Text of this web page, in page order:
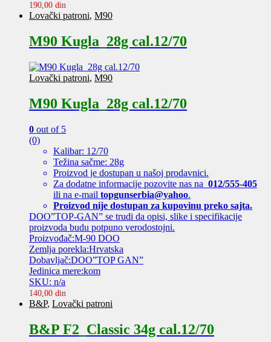
190,00 din
Lovački patroni, M90
M90 Kugla_28g cal.12/70
Lovački patroni, M90
M90 Kugla_28g cal.12/70
0 out of 5
(0)
Kalibar: 12/70
Težina sačme: 28g
Proizvod je dostupan u našoj prodavnici.
Za dodatne informacije pozovite nas na 012/555-405
ili na e-mail topgunserbia@yahoo.
Proizvod nije dostupan za kupovinu preko sajta.
DOO”TOP-GAN” se trudi da opisi, slike i specifikacije
proizvoda budu potpuno verodostojni.
Proizvođač:M-90 DOO
Zemlja porekla:Hrvatska
Dobavljač:DOO”TOP GAN”
Jedinica mere:kom
SKU: n/a
140,00 din
B&P, Lovački patroni
B&P F2_Classic 34g cal.12/70